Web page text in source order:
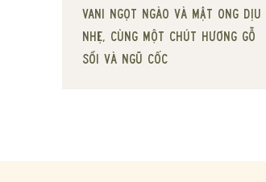
vani ngọt ngào và mật ong dịu
nhẹ, cùng một chút hương gỗ
sồi và ngũ cốc